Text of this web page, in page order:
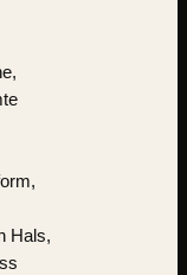
Hals,